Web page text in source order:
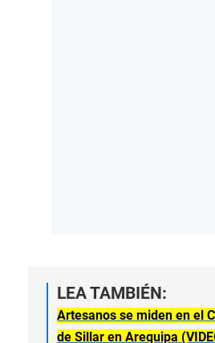
LEA TAMBIÉN:
Artesanos se miden en el
de Sillar en Arequipa